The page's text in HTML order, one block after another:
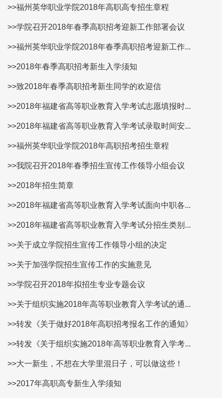
>>福州英华职业学院2018年高职高专招生章程
>>学院召开2018年春季高职招考迎新工作部署会议
>>福州英华职业学院2018年春季高职招考迎新工作...
>>2018年春季高职招考新生入学须知
>>致2018年春季高职招考新生同学的欢迎信
>>2018年福建省高等职业教育入学考试志愿填报时...
>>2018年福建省高等职业教育入学考试录取时间安...
>>福州英华职业学院2018年高职招考招生章程
>>我院召开2018年春季招生宣传工作领导小组会议
>>2018年招生简章
>>2018年福建省高等职业教育入学考试面向中职各...
>>2018年福建省高等职业教育入学考试分招生类别...
>>关于成立学院招生宣传工作领导小组的决定
>>关于加强学院招生宣传工作的实施意见
>>学院召开2018年拟招生专业专题会议
>>关于组织实施2018年高等职业教育入学考试的通...
>>转发《关于做好2018年高职招考报名工作的通知》
>>转发《关于组织实施2018年高等职业教育入学考...
>>大一新生，不想在大学里混日子，可以做这些！
>>2017年高职高专新生入学须知